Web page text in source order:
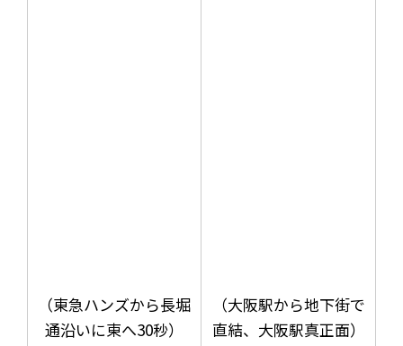
（東急ハンズから長堀
通沿いに東へ30秒）
（大阪駅から地下街で
直結、大阪駅真正面）